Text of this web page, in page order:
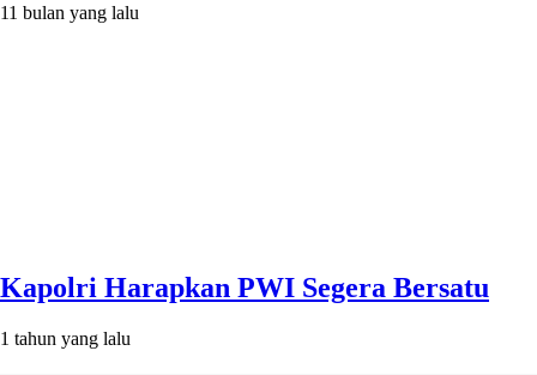
11 bulan yang lalu
⁠Kapolri Harapkan PWI Segera Bersatu
1 tahun yang lalu